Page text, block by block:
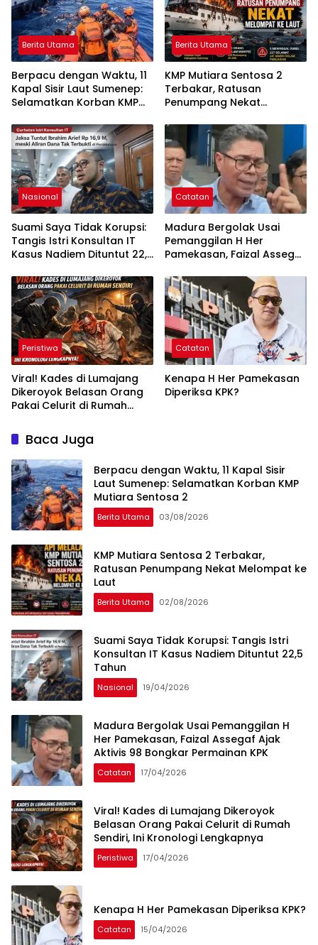
Berita Utama
Berpacu dengan Waktu, 11
Kapal Sisir Laut Sumenep:
Selamatkan Korban KMP
Berita Utama
KMP Mutiara Sentosa 2
Terbakar, Ratusan
Penumpang Nekat
Nasional
Suami Saya Tidak Korupsi:
Tangis Istri Konsultan IT
Kasus Nadiem Dituntut 22,5
Catatan
Madura Bergolak Usai
Pemanggilan H Her
Pamekasan, Faizal Assegaf
Permainan KPK
Peristiwa
Viral! Kades di Lumajang
Dikeroyok Belasan Orang
Pakai Celurit di Rumah
Lengkapnya
Catatan
Kenapa H Her Pamekasan
Diperiksa KPK?
Baca Juga
Berpacu dengan Waktu, 11 Kapal Sisir
Laut Sumenep: Selamatkan Korban KMP
Mutiara Sentosa 2
Berita Utama 03/08/2026
KMP Mutiara Sentosa 2 Terbakar,
Ratusan Penumpang Nekat Melompat ke
Laut
Berita Utama 02/08/2026
Suami Saya Tidak Korupsi: Tangis Istri
Konsultan IT Kasus Nadiem Dituntut 22,5
Tahun
Nasional 19/04/2026
Madura Bergolak Usai Pemanggilan H
Her Pamekasan, Faizal Assegaf Ajak
Aktivis 98 Bongkar Permainan KPK
Catatan 17/04/2026
Viral! Kades di Lumajang Dikeroyok
Belasan Orang Pakai Celurit di Rumah
Sendiri, Ini Kronologi Lengkapnya
Peristiwa 17/04/2026
Kenapa H Her Pamekasan Diperiksa KPK?
Catatan 15/04/2026